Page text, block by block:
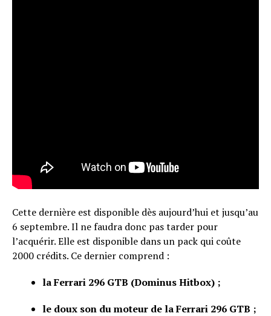
Cette dernière est disponible dès aujourd’hui et jusqu’au
6 septembre. Il ne faudra donc pas tarder pour
l’acquérir. Elle est disponible dans un pack qui coûte
2000 crédits. Ce dernier comprend :
la Ferrari 296 GTB (Dominus Hitbox) ;
le doux son du moteur de la Ferrari 296 GTB ;